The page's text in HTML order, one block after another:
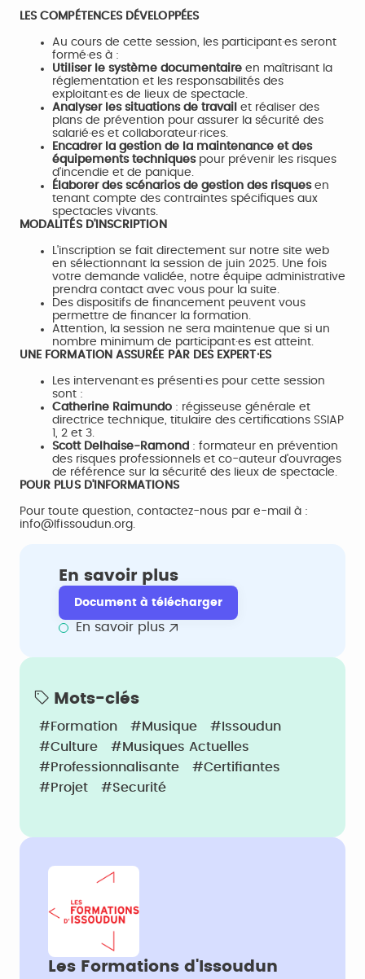
LES COMPÉTENCES DÉVELOPPÉES
Au cours de cette session, les participant·es seront
formé·es à :
Utiliser le système documentaire en maîtrisant la
réglementation et les responsabilités des
exploitant·es de lieux de spectacle.
Analyser les situations de travail
et réaliser des
plans de prévention pour assurer la sécurité des
salarié·es et collaborateur·rices.
Encadrer la gestion de la maintenance et des
équipements techniquespour prévenir les risques
d'incendie et de panique.
Élaborer des scénarios de gestion des risquesen
tenant compte des contraintes spécifiques aux
spectacles vivants.
MODALITÉS D'INSCRIPTION
L'inscription se fait directement sur notre site web
en sélectionnant la session de juin 2025. Une fois
votre demande validée, notre équipe administrative
prendra contact avec vous pour la suite.
Des dispositifs de financement peuvent vous
permettre de financer la formation.
Attention, la session ne sera maintenue que si un
nombre minimum de participant·es est atteint.
UNE FORMATION ASSURÉE PAR DES EXPERT·ES
Les intervenant·es présenti·es pour cette session
sont :
Catherine Raimundo : régisseuse générale et
directrice technique, titulaire des certifications SSIAP
1, 2 et 3.
Scott Delhaise-Ramond : formateur en prévention
des risques professionnels et co-auteur d'ouvrages
de référence sur la sécurité des lieux de spectacle.
POUR PLUS D'INFORMATIONS
Pour toute question, contactez-nous par e-mail à :
info@lfissoudun.org.
En savoir plus
Document à télécharger
En savoir plus
Mots-clés
#Formation #Musique
#Issoudun
#Culture
#Musiques Actuelles
#Professionnalisante
#Certifiantes
#Projet
#Securité
Les Formations d'Issoudun